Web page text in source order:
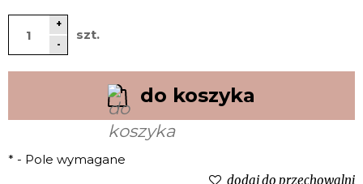
+
-
szt.
do koszyka
* - Pole wymagane
dodaj do przechowalni